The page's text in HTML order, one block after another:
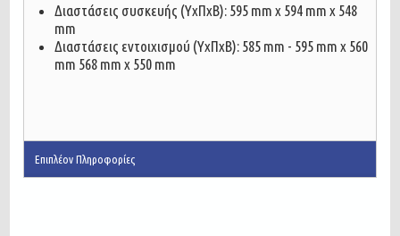
Διαστάσεις συσκευής (ΥxΠxΒ): 595 mm x 594 mm x 548
mm
Διαστάσεις εντοιχισμού (ΥxΠxΒ): 585 mm - 595 mm x 560
mm 568 mm x 550 mm
Επιπλέον Πληροφορίες